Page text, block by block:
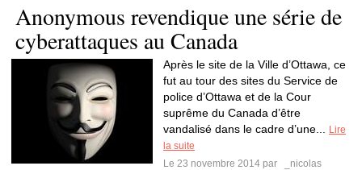
Anonymous revendique une série de
cyberattaques au Canada
Après le site de la Ville d’Ottawa, ce
fut au tour des sites du Service de
police d’Ottawa et de la Cour
suprême du Canada d’être
vandalisé dans le cadre d’une...
Lire
la suite
Le 23 novembre 2014 par
_nicolas